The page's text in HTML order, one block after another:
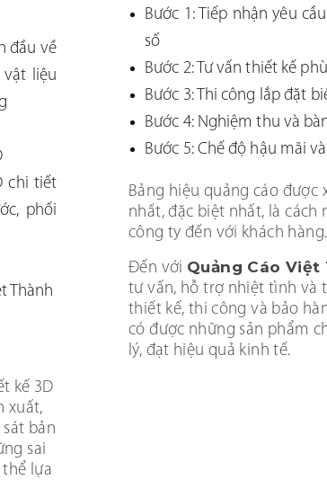
đầu về
liệu
chi tiết
phối
Thành
kế 3D
xuất,
bản
sai
lựa
Bước 1: Tiếp nhận yêu
số
Bước 2: Tư vấn thiết kế
Bước 3: Thi công lắp đặt
Bước 4: Nghiệm thu và
Bước 5: Chế độ hậu mãi
Bảng hiệu quảng cáo được
nhất, đặc biệt nhất, là
công ty đến với khách hàng.
Đến với Quảng Cáo Việt
tư vấn, hỗ trợ nhiệt tình và
thiết kế, thi công và bảo
có được những sản phẩm
lý, đạt hiệu quả kinh tế.